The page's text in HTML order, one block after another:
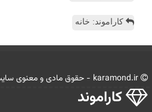
کاراموند: خانه
كاراموند